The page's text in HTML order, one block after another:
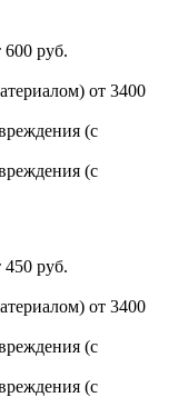
600 руб.
от 3400
(с
(с
450 руб.
от 3400
(с
(с